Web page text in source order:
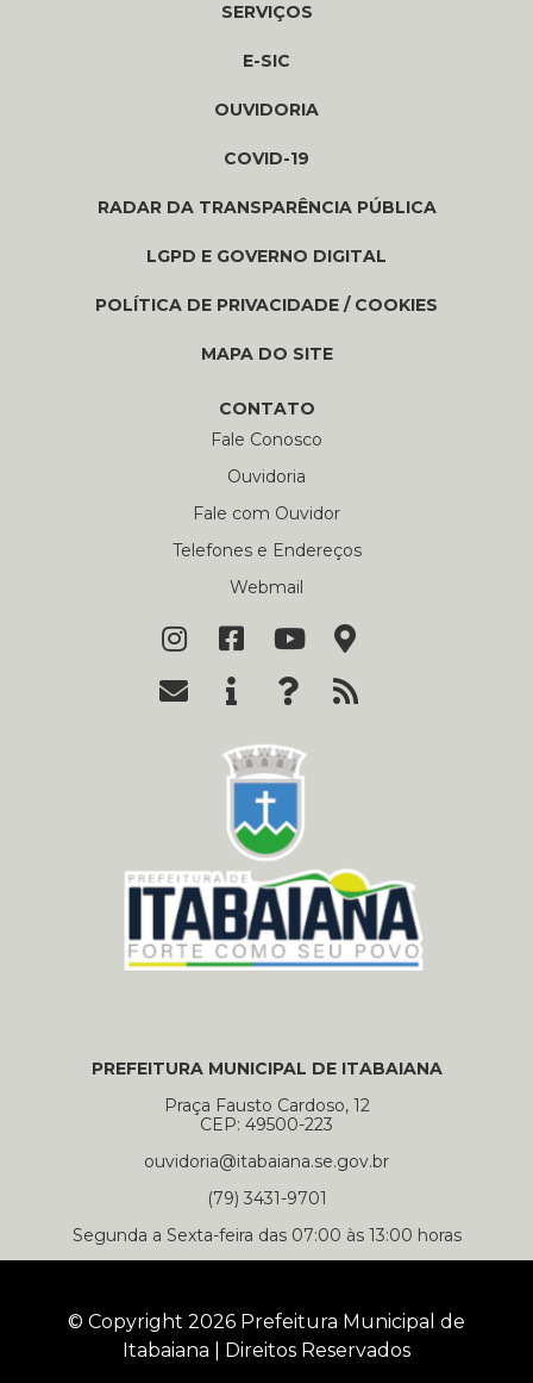
SERVIÇOS
E-SIC
OUVIDORIA
COVID-19
RADAR DA TRANSPARÊNCIA PÚBLICA
LGPD E GOVERNO DIGITAL
POLÍTICA DE PRIVACIDADE / COOKIES
MAPA DO SITE
CONTATO
Fale Conosco
Ouvidoria
Fale com Ouvidor
Telefones e Endereços
Webmail
PREFEITURA MUNICIPAL DE ITABAIANA
Praça Fausto Cardoso, 12
CEP: 49500-223
ouvidoria@itabaiana.se.gov.br
(79) 3431-9701
Segunda a Sexta-feira das 07:00 às 13:00 horas
© Copyright 2026 Prefeitura Municipal de
Itabaiana | Direitos Reservados